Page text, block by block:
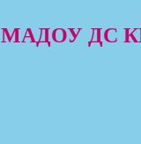
МАДОУ ДС